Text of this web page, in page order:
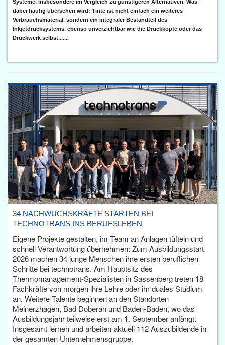
Systeme, insbesondere im Vergleich zu günstigeren Alternativen. Was
dabei häufig übersehen wird: Tinte ist nicht einfach ein weiteres
Verbrauchsmaterial, sondern ein integraler Bestandteil des
Inkjetdrucksystems, ebenso unverzichtbar wie die Druckköpfe oder das
Druckwerk selbst.......
34 NACHWUCHSKRÄFTE STARTEN BEI
TECHNOTRANS INS BERUFSLEBEN
Eigene Projekte gestalten, im Team an Anlagen tüfteln und
schnell Verantwortung übernehmen: Zum Ausbildungsstart
2026 machen 34 junge Menschen ihre ersten beruflichen
Schritte bei technotrans. Am Hauptsitz des
Thermomanagement-Spezialisten in Sassenberg treten 18
Fachkräfte von morgen ihre Lehre oder ihr duales Studium
an. Weitere Talente beginnen an den Standorten
Meinerzhagen, Bad Doberan und Baden-Baden, wo das
Ausbildungsjahr teilweise erst am 1. September anfängt.
Insgesamt lernen und arbeiten aktuell 112 Auszubildende in
der gesamten Unternehmensgruppe.